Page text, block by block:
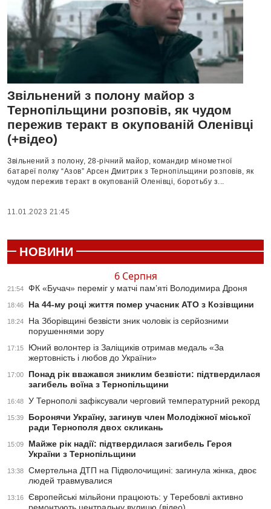
Звільнений з полону майор з
Тернопільщини розповів, як чудом
пережив теракт в окупованій Оленівці
(+відео)
Звільнений з полону, 28-річний майор, командир мінометної
батареї полку “Азов” Арсен Дмитрик з Тернопільщини розповів, як
чудом пережив теракт в окупованій Оленівці, боротьбу з...
11.01.2023 21:45
НОВИНИ
6 Серпня
21:54 ФК «Бучач» переміг у матчі пам’яті Володимира Дроня
18:46 На 44-му році життя помер учасник АТО з Козівщини
18:24
На Зборівщині безвісти зник чоловік із серйозними
порушеннями зору
17:15
Юний волонтер із Заліщиків отримав медаль «За
жертовність і любов до України»
17:00
Понад рік вважався зниклим безвісти: підтвердилася
загибель воїна з Тернопільщини
16:48 У Тернополі зафіксували черговий температурний рекорд
15:39
Боронячи Україну, загинув член Молодіжної міської
ради Тернополя двох скликань
15:09
Майже рік надії: підтвердилася загибель Героя
України з Тернопільщини
13:38
Смертельна ДТП на Підволочищині: загинула жінка, двоє
людей травмувалися
13:16
Європейські мільйони працюють: у Теребовлі активно